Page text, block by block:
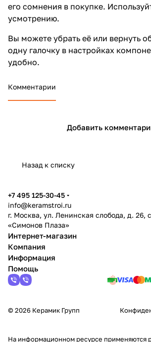
его сомнения в покупке.
усмотрению.
Вы можете убрать её или вернуть
одну галочку в настройках
удобно.
Комментарии
Добавить
Назад к списку
+7 495 125-30-45
info@keramstroi.ru
г. Москва, ул. Ленинская слобода, д. 26,
«Симонов Плаза»
Интернет-магазин
Компания
Информация
Помощь
© 2026 Керамик Групп
На информационном ресурсе применяются